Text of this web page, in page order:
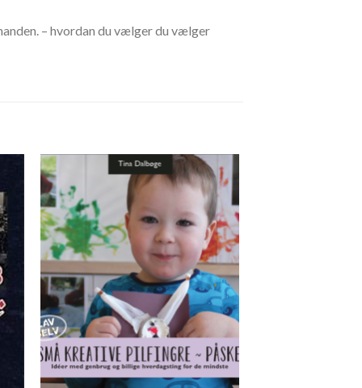
– hvordan du vælger du vælger